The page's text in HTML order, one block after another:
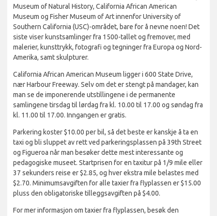
Museum of Natural History, California African American
Museum og Fisher Museum of Art innenfor University of
Southern California (USC)-området, bare for å nevne noen! Det
siste viser kunstsamlinger fra 1500-tallet og fremover, med
malerier, kunsttrykk, fotografi og tegninger fra Europa og Nord-
Amerika, samt skulpturer.
California African American Museum ligger i 600 State Drive,
nær Harbour Freeway. Selv om det er stengt på mandager, kan
man se de imponerende utstillingene i de permanente
samlingene tirsdag til lørdag fra kl. 10.00 til 17.00 og søndag fra
kl. 11.00 til 17.00. Inngangen er gratis.
Parkering koster $10.00 per bil, så det beste er kanskje å ta en
taxi og bli sluppet av rett ved parkeringsplassen på 39th Street
og Figueroa når man besøker dette mest interessante og
pedagogiske museet. Startprisen for en taxitur på 1/9 mile eller
37 sekunders reise er $2.85, og hver ekstra mile belastes med
$2.70. Minimumsavgiften for alle taxier fra flyplassen er $15.00
pluss den obligatoriske tilleggsavgiften på $4.00.
For mer informasjon om taxier fra flyplassen, besøk den